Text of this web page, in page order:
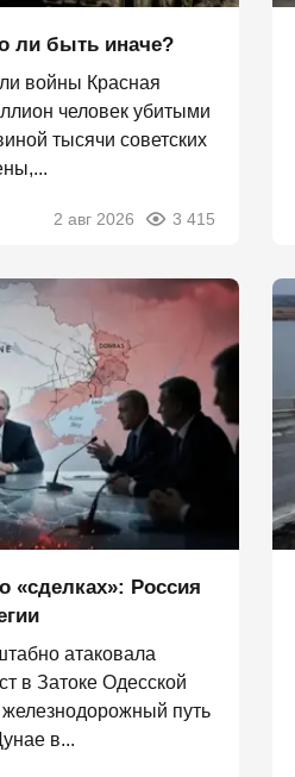
ли быть иначе?
войны Красная
человек убитыми
тысячи советских
2 авг 2026 3 415
«сделках»: Россия
атаковала
в Затоке Одесской
путь
в...